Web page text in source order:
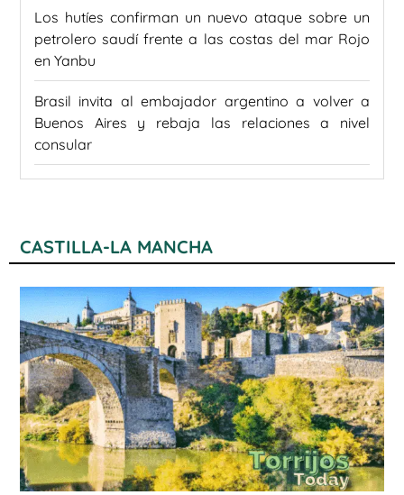
Los hutíes confirman un nuevo ataque sobre un
petrolero saudí frente a las costas del mar Rojo
en Yanbu
Brasil invita al embajador argentino a volver a
Buenos Aires y rebaja las relaciones a nivel
consular
CASTILLA-LA MANCHA